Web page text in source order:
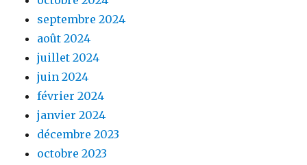
septembre 2024
août 2024
juillet 2024
juin 2024
février 2024
janvier 2024
décembre 2023
octobre 2023